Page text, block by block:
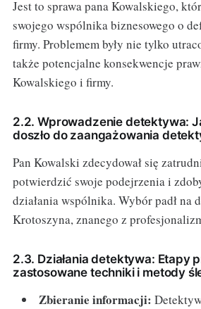
Jest to sprawa pana Kowalskiego,
swojego wspólnika biznesowego o
firmy. Problemem były nie tylko
także potencjalne konsekwencje
Kowalskiego i firmy.
2.2. Wprowadzenie detektywa:
doszło do zaangażowania
Pan Kowalski zdecydował się
potwierdzić swoje podejrzenia i
działania wspólnika. Wybór padł na
Krotoszyna, znanego z
2.3. Działania detektywa: Etapy
zastosowane techniki i metody
Zbieranie informacji: